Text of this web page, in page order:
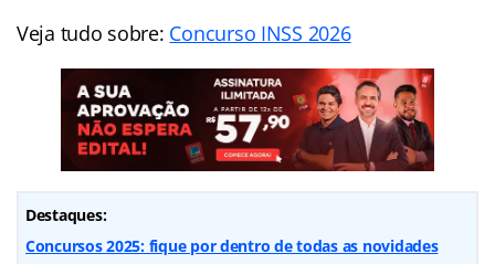
Veja tudo sobre: Concurso INSS 2026
Destaques:
Concursos 2025: fique por dentro de todas as novidades